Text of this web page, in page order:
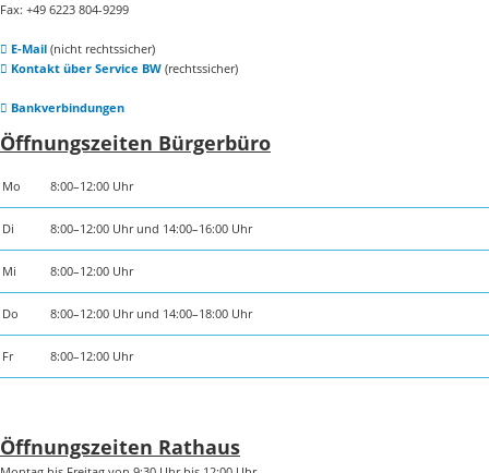
Fax: +49 6223 804-9299
E-Mail(nicht rechtssicher)
Kontakt über Service BW(rechtssicher)
Bankverbindungen
Öffnungszeiten Bürgerbüro
Mo 8:00–12:00 Uhr
Di 8:00–12:00 Uhr und 14:00–16:00 Uhr
Mi 8:00–12:00 Uhr
Do 8:00–12:00 Uhr und 14:00–18:00 Uhr
Fr 8:00–12:00 Uhr
Öffnungszeiten Rathaus